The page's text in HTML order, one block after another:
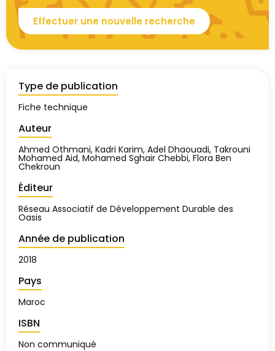
Effectuer une nouvelle recherche
Type de publication
Fiche technique
Auteur
Ahmed Othmani, Kadri Karim, Adel Dhaouadi, Takrouni
Mohamed Aid, Mohamed Sghair Chebbi, Flora Ben
Chekroun
Éditeur
Réseau Associatif de Développement Durable des
Oasis
Année de publication
2018
Pays
Maroc
ISBN
Non communiqué